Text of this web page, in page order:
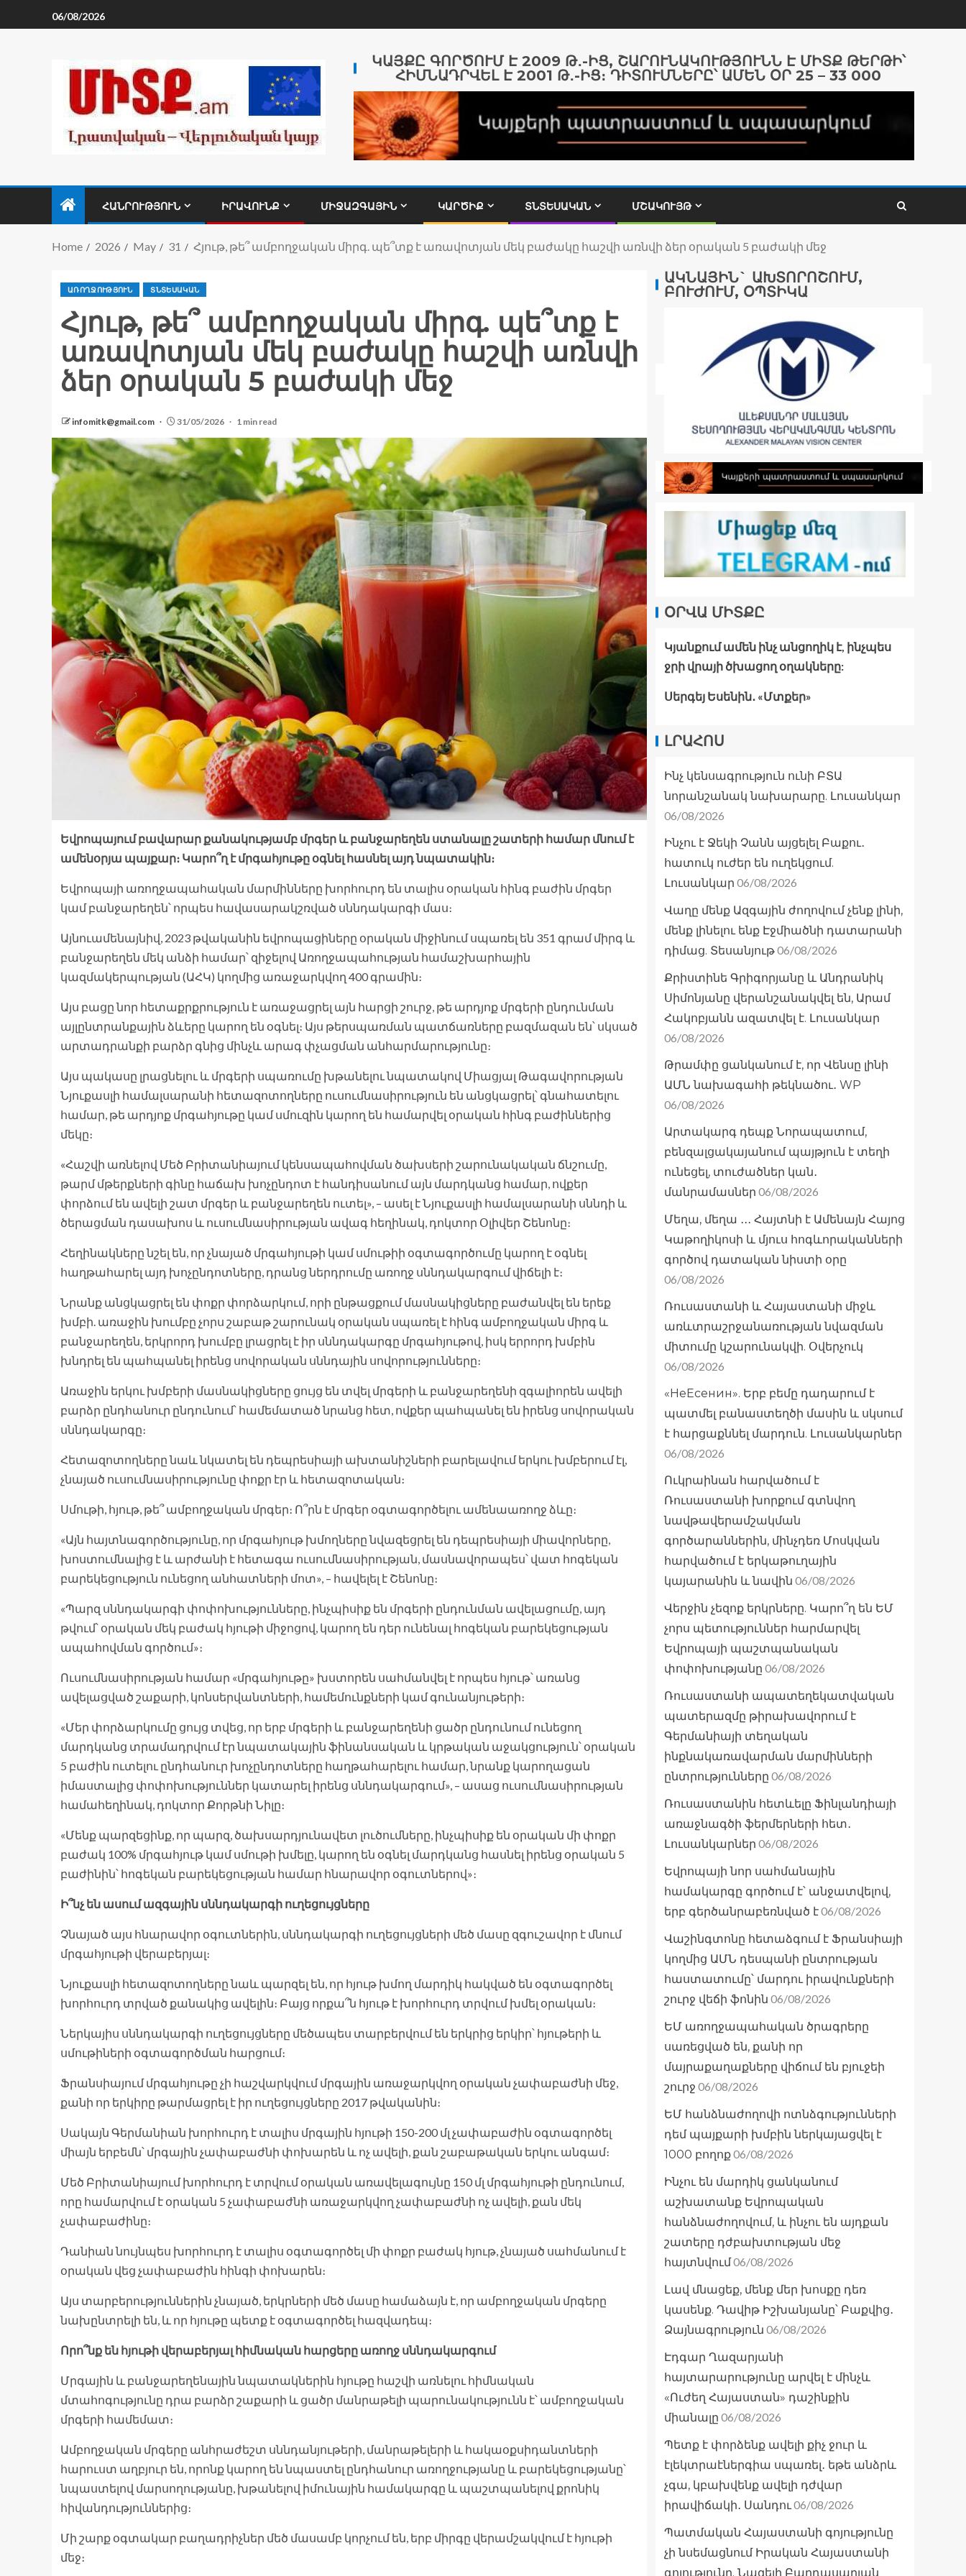
06/08/2026
ԿԱՅՔԸ ԳՈՐԾՈՒՄ Է 2009 Թ․-ԻՑ, ՇԱՐՈՒՆԱԿՈՒԹՅՈՒՆՆ Է ՄԻՏՔ ԹԵՐԹԻ՝
ՀԻՄՆԱԴՐՎԵԼ Է 2001 Թ․-ԻՑ։ ԴԻՏՈՒՄՆԵՐԸ՝ ԱՄԵՆ ՕՐ 25 – 33 000
ՀԱՆՐՈՒԹՅՈՒՆ ԻՐԱՎՈՒՆՔ ՄԻՋԱԶԳԱՅԻՆ ԿԱՐԾԻՔ ՏՆՏԵՍԱԿԱՆ ՄՇԱԿՈՒՅԹ
Home 2026 May 31 Հյութ, թե՞ ամբողջական միրգ. պե՞տք է առավոտյան մեկ բաժակը հաշվի առնվի ձեր օրական 5 բաժակի մեջ
ԱՌՈՂՋՈՒԹՅՈՒՆ ՏՆՏԵՍԱԿԱՆ
Հյութ, թե՞ ամբողջական միրգ. պե՞տք է
առավոտյան մեկ բաժակը հաշվի առնվի
ձեր օրական 5 բաժակի մեջ
infomitk@gmail.com 31/05/2026 1 min read
Եվրոպայում բավարար քանակությամբ մրգեր և բանջարեղեն ստանալը շատերի համար մնում է
ամենօրյա պայքար։ Կարո՞ղ է մրգահյութը օգնել հասնել այդ նպատակին։
Եվրոպայի առողջապահական մարմինները խորհուրդ են տալիս օրական հինգ բաժին մրգեր
կամ բանջարեղեն՝ որպես հավասարակշռված սննդակարգի մաս։
Այնուամենայնիվ, 2023 թվականին եվրոպացիները օրական միջինում սպառել են 351 գրամ միրգ և
բանջարեղեն մեկ անձի համար՝ զիջելով Առողջապահության համաշխարհային
կազմակերպության (ԱՀԿ) կողմից առաջարկվող 400 գրամին։
Այս բացը նոր հետաքրքրություն է առաջացրել այն հարցի շուրջ, թե արդյոք մրգերի ընդունման
այլընտրանքային ձևերը կարող են օգնել։ Այս թերսպառման պատճառները բազմազան են՝ սկսած
արտադրանքի բարձր գնից մինչև արագ փչացման անհարմարությունը։
Այս պակասը լրացնելու և մրգերի սպառումը խթանելու նպատակով Միացյալ Թագավորության
Նյուքասլի համալսարանի հետազոտողները ուսումնասիրություն են անցկացրել՝ գնահատելու
համար, թե արդյոք մրգահյութը կամ սմուզին կարող են համարվել օրական հինգ բաժիններից
մեկը։
«Հաշվի առնելով Մեծ Բրիտանիայում կենսապահովման ծախսերի շարունակական ճնշումը,
թարմ մթերքների գինը հաճախ խոչընդոտ է հանդիսանում այն ​​մարդկանց համար, ովքեր
փորձում են ավելի շատ մրգեր և բանջարեղեն ուտել», – ասել է Նյուքասլի համալսարանի սննդի և
ծերացման դասախոս և ուսումնասիրության ավագ հեղինակ, դոկտոր Օլիվեր Շենոնը։
Հեղինակները նշել են, որ չնայած մրգահյութի կամ սմութիի օգտագործումը կարող է օգնել
հաղթահարել այդ խոչընդոտները, դրանց ներդրումը առողջ սննդակարգում վիճելի է։
Նրանք անցկացրել են փոքր փորձարկում, որի ընթացքում մասնակիցները բաժանվել են երեք
խմբի. առաջին խումբը չորս շաբաթ շարունակ օրական սպառել է հինգ ամբողջական միրգ և
բանջարեղեն, երկրորդ խումբը լրացրել է իր սննդակարգը մրգահյութով, իսկ երրորդ խմբին
խնդրել են պահպանել իրենց սովորական սննդային սովորությունները։
Առաջին երկու խմբերի մասնակիցները ցույց են տվել մրգերի և բանջարեղենի զգալիորեն ավելի
բարձր ընդհանուր ընդունում՝ համեմատած նրանց հետ, ովքեր պահպանել են իրենց սովորական
սննդակարգը։
Հետազոտողները նաև նկատել են դեպրեսիայի ախտանիշների բարելավում երկու խմբերում էլ,
չնայած ուսումնասիրությունը փոքր էր և հետազոտական։
Սմութի, հյութ, թե՞ ամբողջական մրգեր։ Ո՞րն է մրգեր օգտագործելու ամենաառողջ ձևը։
«Այն հայտնագործությունը, որ մրգահյութ խմողները նվազեցրել են դեպրեսիայի միավորները,
խոստումնալից է և արժանի է հետագա ուսումնասիրության, մասնավորապես՝ վատ հոգեկան
բարեկեցություն ունեցող անհատների մոտ», – հավելել է Շենոնը։
«Պարզ սննդակարգի փոփոխությունները, ինչպիսիք են մրգերի ընդունման ավելացումը, այդ
թվում՝ օրական մեկ բաժակ հյութի միջոցով, կարող են դեր ունենալ հոգեկան բարեկեցության
ապահովման գործում»։
Ուսումնասիրության համար «մրգահյութը» խստորեն սահմանվել է որպես հյութ՝ առանց
ավելացված շաքարի, կոնսերվանտների, համեմունքների կամ գունանյութերի։
«Մեր փորձարկումը ցույց տվեց, որ երբ մրգերի և բանջարեղենի ցածր ընդունում ունեցող
մարդկանց տրամադրվում էր նպատակային ֆինանսական և կրթական աջակցություն՝ օրական
5 բաժին ուտելու ընդհանուր խոչընդոտները հաղթահարելու համար, նրանք կարողացան
իմաստալից փոփոխություններ կատարել իրենց սննդակարգում», – ասաց ուսումնասիրության
համահեղինակ, դոկտոր Քորթնի Նիլը։
«Մենք պարզեցինք, որ պարզ, ծախսարդյունավետ լուծումները, ինչպիսիք են օրական մի փոքր
բաժակ 100% մրգահյութ կամ սմութի խմելը, կարող են օգնել մարդկանց հասնել իրենց օրական 5
բաժինին՝ հոգեկան բարեկեցության համար հնարավոր օգուտներով»։
Ի՞նչ են ասում ազգային սննդակարգի ուղեցույցները
Չնայած այս հնարավոր օգուտներին, սննդակարգի ուղեցույցների մեծ մասը զգուշավոր է մնում
մրգահյութի վերաբերյալ։
Նյուքասլի հետազոտողները նաև պարզել են, որ հյութ խմող մարդիկ հակված են օգտագործել
խորհուրդ տրված քանակից ավելին։ Բայց որքա՞ն հյութ է խորհուրդ տրվում խմել օրական։
Ներկայիս սննդակարգի ուղեցույցները մեծապես տարբերվում են երկրից երկիր՝ հյութերի և
սմութիների օգտագործման հարցում։
Ֆրանսիայում մրգահյութը չի հաշվարկվում մրգային առաջարկվող օրական չափաբաժնի մեջ,
քանի որ երկիրը թարմացրել է իր ուղեցույցները 2017 թվականին։
Սակայն Գերմանիան խորհուրդ է տալիս մրգային հյութի 150-200 մլ չափաբաժին օգտագործել
միայն երբեմն՝ մրգային չափաբաժնի փոխարեն և ոչ ավելի, քան շաբաթական երկու անգամ։
Մեծ Բրիտանիայում խորհուրդ է տրվում օրական առավելագույնը 150 մլ մրգահյութի ընդունում,
որը համարվում է օրական 5 չափաբաժնի առաջարկվող չափաբաժնի ոչ ավելի, քան մեկ
չափաբաժինը։
Դանիան նույնպես խորհուրդ է տալիս օգտագործել մի փոքր բաժակ հյութ, չնայած սահմանում է
օրական վեց չափաբաժին հինգի փոխարեն։
Այս տարբերություններին չնայած, երկրների մեծ մասը համաձայն է, որ ամբողջական մրգերը
նախընտրելի են, և որ հյութը պետք է օգտագործել հազվադեպ։
Որո՞նք են հյութի վերաբերյալ հիմնական հարցերը առողջ սննդակարգում
Մրգային և բանջարեղենային նպատակներին հյութը հաշվի առնելու հիմնական
մտահոգությունը դրա բարձր շաքարի և ցածր մանրաթելի պարունակությունն է՝ ամբողջական
մրգերի համեմատ։
Ամբողջական մրգերը անհրաժեշտ սննդանյութերի, մանրաթելերի և հակաօքսիդանտների
հարուստ աղբյուր են, որոնք կարող են նպաստել ընդհանուր առողջությանը և բարեկեցությանը՝
նպաստելով մարսողությանը, խթանելով իմունային համակարգը և պաշտպանելով քրոնիկ
հիվանդություններից։
Մի շարք օգտակար բաղադրիչներ մեծ մասամբ կորչում են, երբ միրգը վերամշակվում է հյութի
մեջ։
ԱԿՆԱՅԻՆ` ԱԽՏՈՐՈՇՈՒՄ,
ԲՈՒԺՈՒՄ, ՕՊՏԻԿԱ
ՕՐՎԱ ՄԻՏՔԸ
Կյանքում ամեն ինչ անցողիկ է, ինչպես
ջրի վրայի ծխացող օղակները:
Սերգեյ Եսենին․ «Մտքեր»
ԼՐԱՀՈՍ
Ինչ կենսագրություն ունի ԲՏԱ
նորանշանակ նախարարը. Լուսանկար
06/08/2026
Ինչու է Ջեկի Չանն այցելել Բաքու․
հատուկ ուժեր են ուղեկցում.
Լուսանկար 06/08/2026
Վաղը մենք Ազգային ժողովում չենք լինի,
մենք լինելու ենք Էջմիածնի դատարանի
դիմաց. Տեսանյութ06/08/2026
Քրիստինե Գրիգորյանը և Անդրանիկ
Սիմոնյանը վերանշանակվել են, Արամ
Հակոբյանն ազատվել է. Լուսանկար
06/08/2026
Թրամփը ցանկանում է, որ Վենսը լինի
ԱՄՆ նախագահի թեկնածու․ WP
06/08/2026
Արտակարգ դեպք Նորապատում,
բենզալցակայանում պայթյուն է տեղի
ունեցել, տուժածներ կան․
մանրամասներ 06/08/2026
Մեղա, մեղա ․․․ Հայտնի է Ամենայն Հայոց
Կաթողիկոսի և մյուս հոգևորականների
գործով դատական նիստի օրը
06/08/2026
Ռուսաստանի և Հայաստանի միջև
առևտրաշրջանառության նվազման
միտումը կշարունակվի. Օվերչուկ
06/08/2026
«НеЕсенин». Երբ բեմը դադարում է
պատմել բանաստեղծի մասին և սկսում
է հարցաքննել մարդուն. Լուսանկարներ
06/08/2026
Ուկրաինան հարվածում է
Ռուսաստանի խորքում գտնվող
նավթավերամշակման
գործարաններին, մինչդեռ Մոսկվան
հարվածում է երկաթուղային
կայարանին և նավին 06/08/2026
Վերջին չեզոք երկրները. Կարո՞ղ են ԵՄ
չորս պետություններ հարմարվել
Եվրոպայի պաշտպանական
փոփոխությանը 06/08/2026
Ռուսաստանի ապատեղեկատվական
պատերազմը թիրախավորում է
Գերմանիայի տեղական
ինքնակառավարման մարմինների
ընտրությունները 06/08/2026
Ռուսաստանին հետևելը Ֆինլանդիայի
առաջնագծի ֆերմերների հետ․
Լուսանկարներ 06/08/2026
Եվրոպայի նոր սահմանային
համակարգը գործում է՝ անջատվելով,
երբ գերծանրաբեռնված է06/08/2026
Վաշինգտոնը հետաձգում է Ֆրանսիայի
կողմից ԱՄՆ դեսպանի ընտրության
հաստատումը՝ մարդու իրավունքների
շուրջ վեճի ֆոնին 06/08/2026
ԵՄ առողջապահական ծրագրերը
սառեցված են, քանի որ
մայրաքաղաքները վիճում են բյուջեի
շուրջ 06/08/2026
ԵՄ հանձնաժողովի ոտնձգությունների
դեմ պայքարի խմբին ներկայացվել է
1000 բողոք06/08/2026
Ինչու են մարդիկ ցանկանում
աշխատանք Եվրոպական
հանձնաժողովում, և ինչու են այդքան
շատերը դժբախտության մեջ
հայտնվում06/08/2026
Լավ մնացեք, մենք մեր խոսքը դեռ
կասենք. Դավիթ Իշխանյանը՝ Բաքվից․
Ձայնագրություն 06/08/2026
Էդգար Ղազարյանի
հայտարարությունը արվել է մինչև
«Ուժեղ Հայաստան» դաշինքին
միանալը 06/08/2026
Պետք է փորձենք ավելի քիչ ջուր և
էլեկտրաէներգիա սպառել․ եթե անձրև
չգա, կբախվենք ավելի դժվար
իրավիճակի․ Սանդու06/08/2026
Պատմական Հայաստանի գոյությունը
չի նսեմացնում Իրական Հայաստանի
գոյությունը. Նազելի Բաղդասարյան